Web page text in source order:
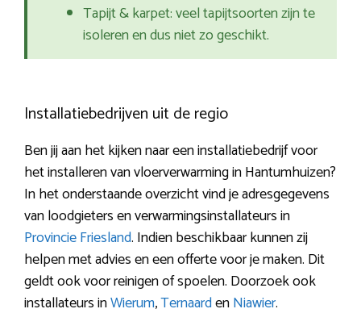
Tapijt & karpet: veel tapijtsoorten zijn te
isoleren en dus niet zo geschikt.
Installatiebedrijven uit de regio
Ben jij aan het kijken naar een installatiebedrijf voor
het installeren van vloerverwarming in Hantumhuizen?
In het onderstaande overzicht vind je adresgegevens
van loodgieters en verwarmingsinstallateurs in
Provincie Friesland. Indien beschikbaar kunnen zij
helpen met advies en een offerte voor je maken. Dit
geldt ook voor reinigen of spoelen. Doorzoek ook
installateurs inWierum,TernaardenNiawier.